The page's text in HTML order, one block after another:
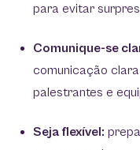
para evitar
Comunique-se
comunicação
palestrantes e
Seja flexível: